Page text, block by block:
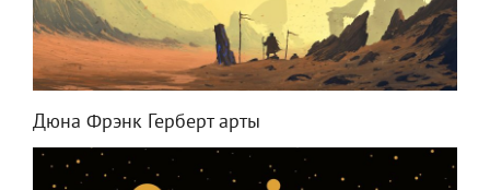
Дюна Фрэнк Герберт арты